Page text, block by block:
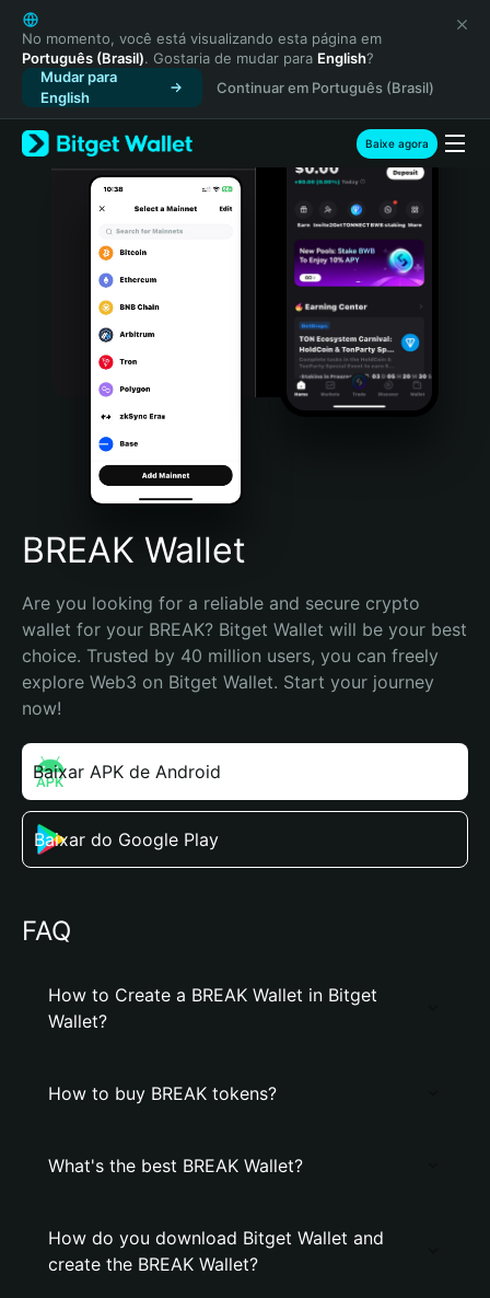
English
日本語
Tiếng Việt
Русский
Español (Latinoamérica)
Türkçe
Italiano
Português (Portugal)
Bahasa Indonesia
Português (Brasil)
Español (Argentina)
No momento, você está visualizando esta página em
Português (Brasil). Gostaria de mudar para English?
Mudar para
English
Continuar em Português (Brasil)
Baixe agora
BREAK Wallet
Are you looking for a reliable and secure crypto
wallet for your BREAK? Bitget Wallet will be your best
choice. Trusted by 40 million users, you can freely
explore Web3 on Bitget Wallet. Start your journey
now!
Baixar APK de Android
Baixar do Google Play
FAQ
How to Create a BREAK Wallet in Bitget
Wallet?
How to buy BREAK tokens?
What's the best BREAK Wallet?
How do you download Bitget Wallet and
create the BREAK Wallet?